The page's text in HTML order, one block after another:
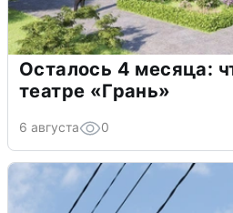
Осталось 4 месяца:
театре «Грань»
6 августа 0